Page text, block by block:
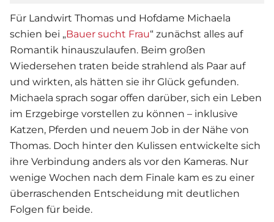
Für Landwirt Thomas und Hofdame Michaela
schien bei „Bauer sucht Frau“ zunächst alles auf
Romantik hinauszulaufen. Beim großen
Wiedersehen traten beide strahlend als Paar auf
und wirkten, als hätten sie ihr Glück gefunden.
Michaela sprach sogar offen darüber, sich ein Leben
im Erzgebirge vorstellen zu können – inklusive
Katzen, Pferden und neuem Job in der Nähe von
Thomas. Doch hinter den Kulissen entwickelte sich
ihre Verbindung anders als vor den Kameras. Nur
wenige Wochen nach dem Finale kam es zu einer
überraschenden Entscheidung mit deutlichen
Folgen für beide.